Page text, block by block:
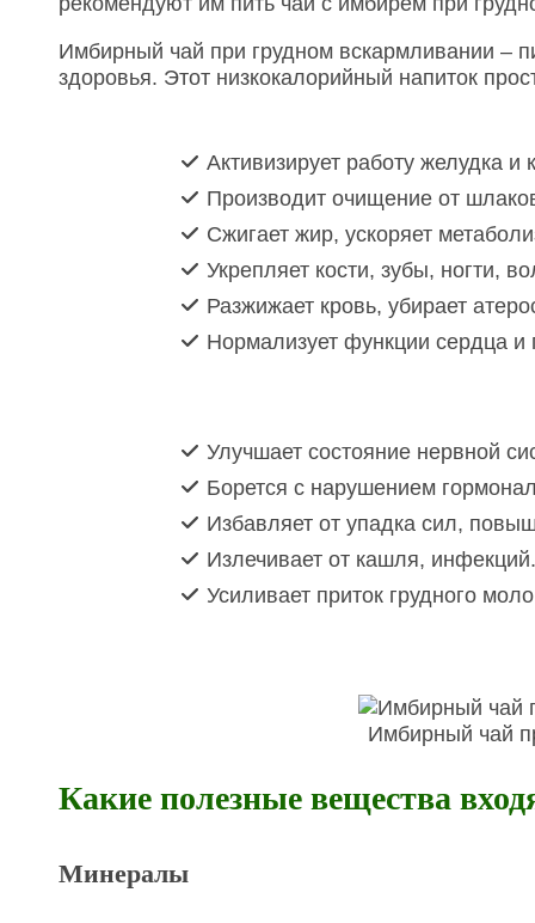
Имбирный чай при грудном вскармливании –
здоровья. Этот низкокалорийный напиток
Активизирует работу желудка
Производит очищение от
Сжигает жир, ускоряет
Укрепляет кости, зубы, ногти,
Разжижает кровь, убирает
Нормализует функции сердца и
Улучшает состояние нервной
Борется с нарушением
Избавляет от упадка сил,
Излечивает от кашля,
Усиливает приток грудного
Имбирный чай
Какие полезные вещества
Минералы